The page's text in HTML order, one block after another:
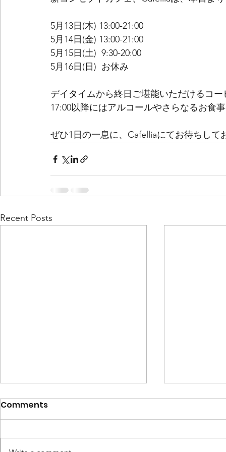
5月13日(木) 13:00-21:00
5月14日(金) 13:00-21:00
5月15日(土)  9:30-20:00
5月16日(日)  お休み
デイタイムから終日ご堪能いただけるコ
17:00以降にはアルコールやさらなるお食
ぜひ1日の一息に、Cafelliaにてお待ちして
Recent Posts
Comments